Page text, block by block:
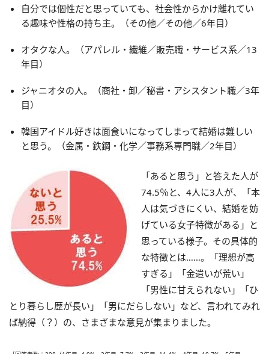
自分では個性だと思っていても、社会性からかけ離れてい
る趣味や性格の持ち主。（その他／その他／6年目）
オタクな人。（アパレル・繊維／販売職・サービス系／13
年目）
ジャニオタの人。（商社・卸／秘書・アシスタント職／3年
目）
韓国アイドル好きは面食いになってしまって結婚は難しい
と思う。（金属・鉄鋼・化学／事務系専門職／2年目）
「あると思う」と答えた人が
74.5％と、4人に3人が、「本
人は気づきにくい、結婚を妨
げている女子特徴がある」と
思っている様子。その具体的
な特徴とは……。「理想が高
すぎる」「金遣いが荒い」
「男性に甘えられない」「ひ
とり暮らし歴が長い」「男にだらしない」など、言われてみれ
ば納得（？）の、さまざまな意見が集まりました。